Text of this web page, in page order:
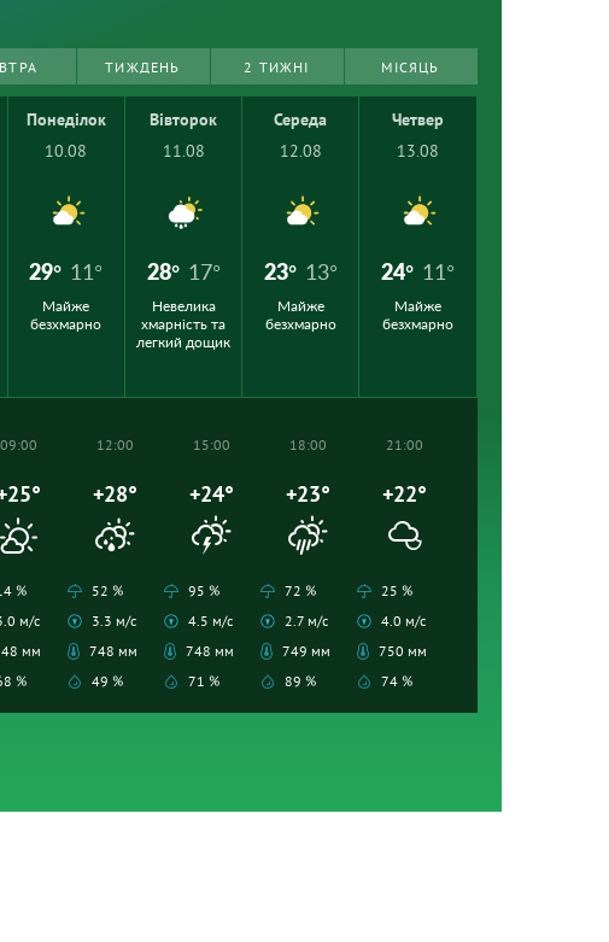
ТИЖДЕНЬ 2 ТИЖНІ МІСЯЦЬ
Понеділок
10.08
29° 11°
Майже
безхмарно
Вівторок
11.08
28° 17°
Невелика
хмарність та
легкий дощик
Середа
12.08
23° 13°
Майже
безхмарно
Четвер
13.08
24° 11°
Майже
безхмарно
09:00
%
м/с
мм
%
12:00
+28°
52 %
3.3 м/с
748 мм
49 %
15:00
+24°
95 %
4.5 м/с
748 мм
71 %
18:00
+23°
72 %
2.7 м/с
749 мм
89 %
21:00
+22°
25 %
4.0 м/с
750 мм
74 %